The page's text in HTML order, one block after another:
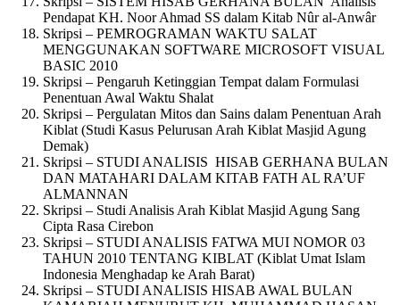
Pendapat KH. Noor Ahmad SS dalam Kitab Nûr al-Anwâr
Skripsi – PEMROGRAMAN WAKTU SALAT
MENGGUNAKAN SOFTWARE MICROSOFT VISUAL
BASIC 2010
Skripsi – Pengaruh Ketinggian Tempat dalam Formulasi
Penentuan Awal Waktu Shalat
Skripsi – Pergulatan Mitos dan Sains dalam Penentuan Arah
Kiblat (Studi Kasus Pelurusan Arah Kiblat Masjid Agung
Demak)
Skripsi – STUDI ANALISIS HISAB GERHANA BULAN
DAN MATAHARI DALAM KITAB FATH AL RA’UF
ALMANNAN
Skripsi – Studi Analisis Arah Kiblat Masjid Agung Sang
Cipta Rasa Cirebon
Skripsi – STUDI ANALISIS FATWA MUI NOMOR 03
TAHUN 2010 TENTANG KIBLAT (Kiblat Umat Islam
Indonesia Menghadap ke Arah Barat)
Skripsi – STUDI ANALISIS HISAB AWAL BULAN